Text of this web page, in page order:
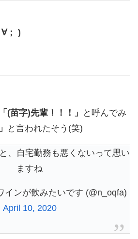
； )
「(苗字)先輩！！！」
と呼んでみ
と言われたそう(笑)
、自宅勤務も悪くないって思い
ますね
ンが飲みたいです (@n_oqfa)
April 10, 2020